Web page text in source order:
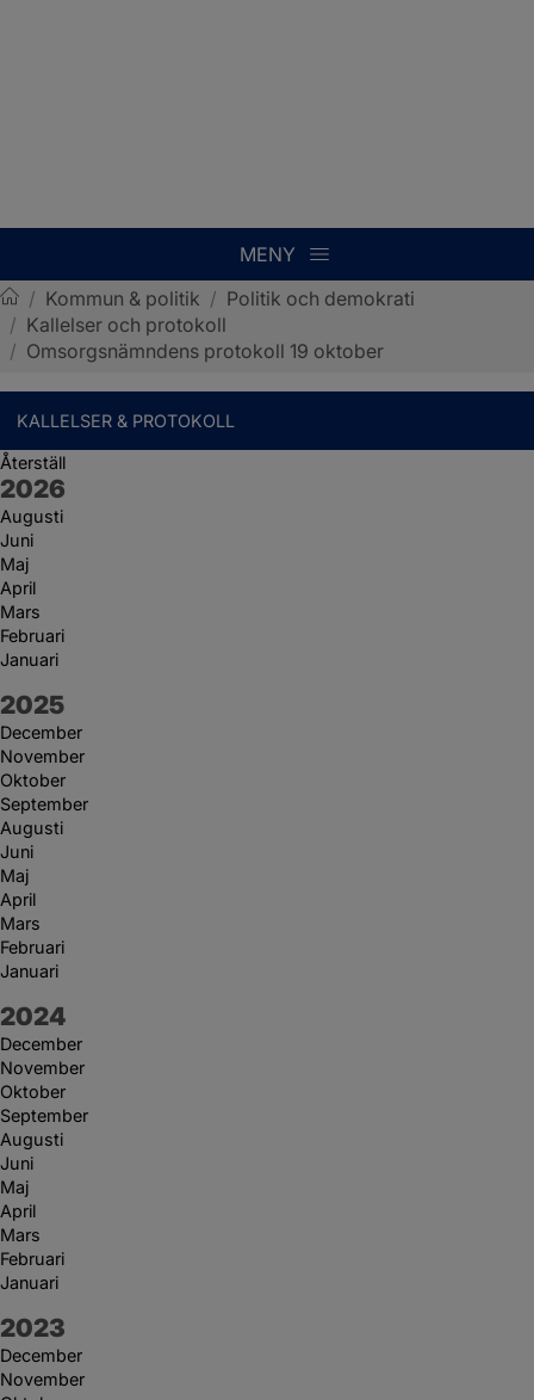
MENY
Sotenäs kommun
/ Kommun & politik / Politik och demokrati
/ Kallelser och protokoll
/ Omsorgsnämndens protokoll 19 oktober
KALLELSER & PROTOKOLL
Återställ
År:
2026
Augusti
Juni
Maj
April
Mars
Februari
Januari
År:
2025
December
November
Oktober
September
Augusti
Juni
Maj
April
Mars
Februari
Januari
År:
2024
December
November
Oktober
September
Augusti
Juni
Maj
April
Mars
Februari
Januari
År:
2023
December
November